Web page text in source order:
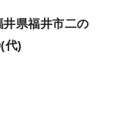
県福井市二の
代)